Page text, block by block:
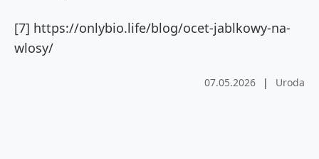
[7] https://onlybio.life/blog/ocet-jablkowy-na-
wlosy/
07.05.2026 | Uroda